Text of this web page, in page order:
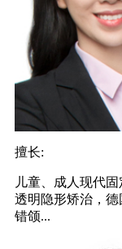
擅长:
儿童、成人现代
透明隐形矫治，
错颌...